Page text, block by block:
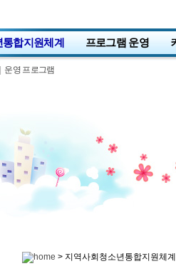
합지원체계
운영 프로그램
프로그램 운영
> 지역사회청소년통합지원체